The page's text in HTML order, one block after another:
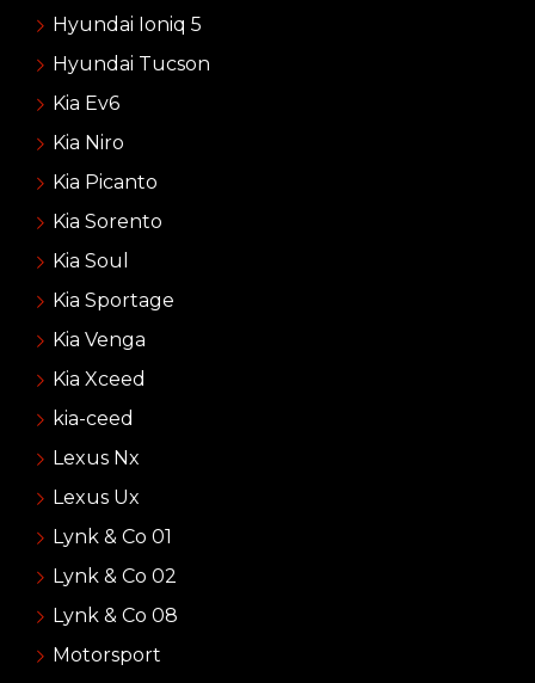
Hyundai Ioniq 5
Hyundai Tucson
Kia Ev6
Kia Niro
Kia Picanto
Kia Sorento
Kia Soul
Kia Sportage
Kia Venga
Kia Xceed
kia-ceed
Lexus Nx
Lexus Ux
Lynk & Co 01
Lynk & Co 02
Lynk & Co 08
Motorsport